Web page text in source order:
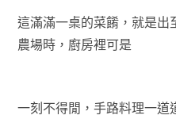
這滿滿一桌的菜餚，就是出
農場時，廚房裡可是
一刻不得閒 ， 手路料理一道